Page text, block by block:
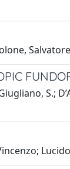
Salvatore
S.;